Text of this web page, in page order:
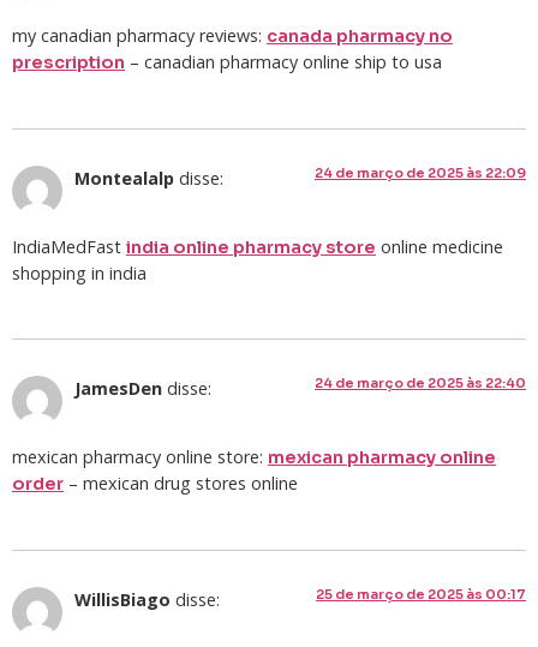
my canadian pharmacy reviews: canada pharmacy no
prescription – canadian pharmacy online ship to usa
Montealalp disse: 24 de março de 2025 às 22:09
IndiaMedFast india online pharmacy store online medicine
shopping in india
JamesDen disse: 24 de março de 2025 às 22:40
mexican pharmacy online store: mexican pharmacy online
order – mexican drug stores online
WillisBiago disse: 25 de março de 2025 às 00:17